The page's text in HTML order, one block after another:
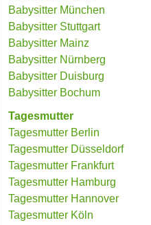
Babysitter München
Babysitter Stuttgart
Babysitter Mainz
Babysitter Nürnberg
Babysitter Duisburg
Babysitter Bochum
Tagesmutter
Tagesmutter Berlin
Tagesmutter Düsseldorf
Tagesmutter Frankfurt
Tagesmutter Hamburg
Tagesmutter Hannover
Tagesmutter Köln